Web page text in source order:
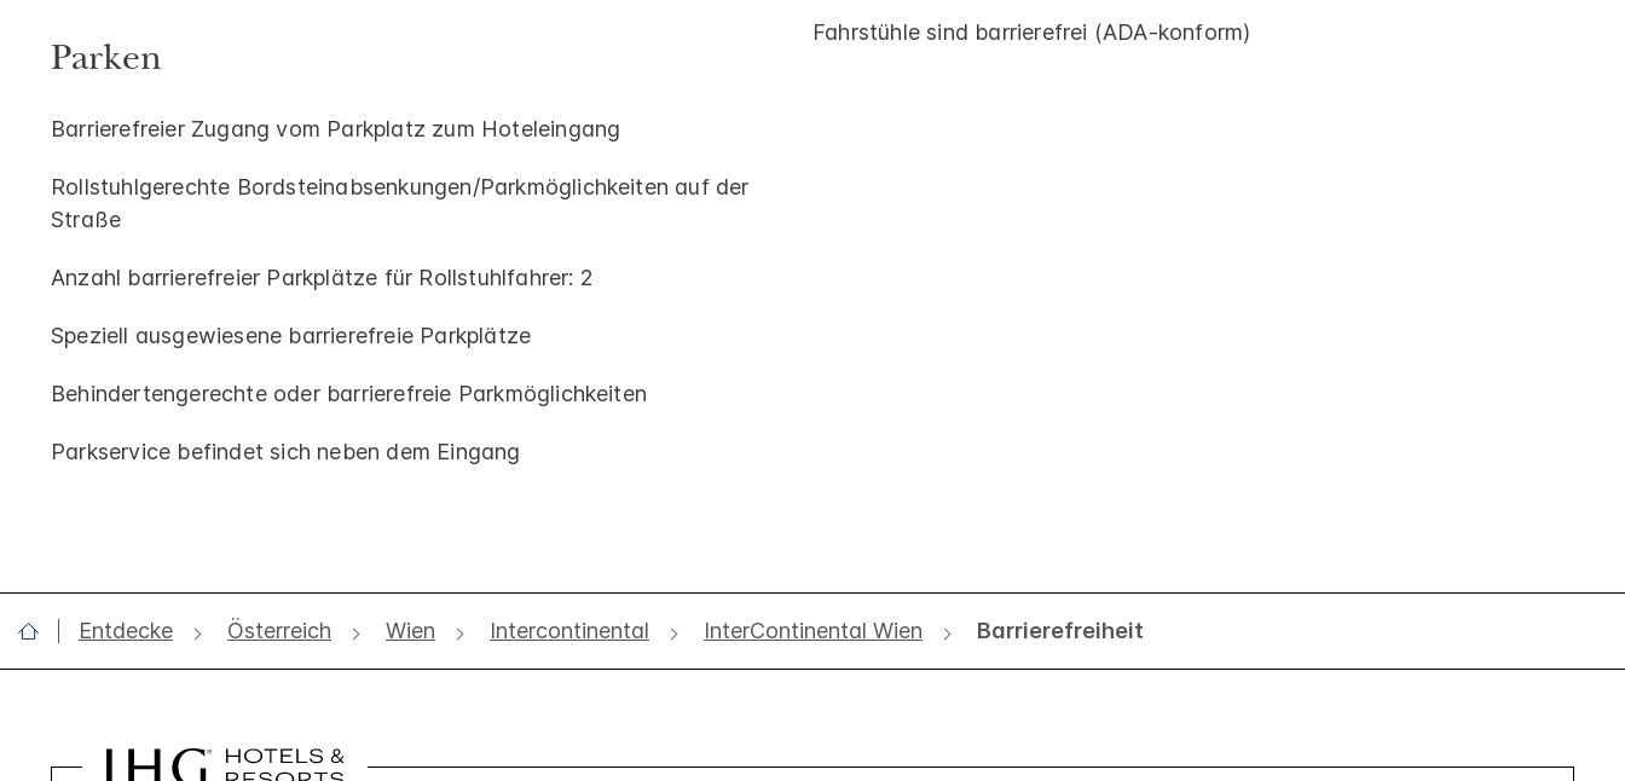
Parken
Barrierefreier Zugang vom Parkplatz zum Hoteleingang
Rollstuhlgerechte Bordsteinabsenkungen/Parkmöglichkeiten auf der
Straße
Anzahl barrierefreier Parkplätze für Rollstuhlfahrer: 2
Speziell ausgewiesene barrierefreie Parkplätze
Behindertengerechte oder barrierefreie Parkmöglichkeiten
Parkservice befindet sich neben dem Eingang
Fahrstühle sind barrierefrei (ADA-konform)
Entdecke Österreich Wien Intercontinental InterContinental Wien Barrierefreiheit